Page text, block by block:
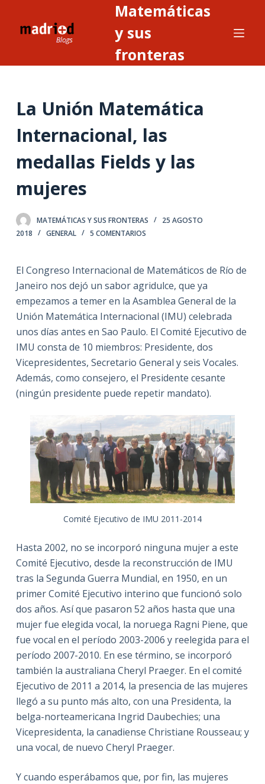
n
n
Matemáticas
y sus
fronteras
La Unión Matemática
Internacional, las
medallas Fields y las
mujeres
MATEMÁTICAS Y SUS FRONTERAS
25 AGOSTO
2018
GENERAL 5 COMENTARIOS
El Congreso Internacional de Matemáticos de Río de
Janeiro nos dejó un sabor agridulce, que ya
empezamos a temer en la Asamblea General de la
Unión Matemática Internacional (IMU) celebrada
unos días antes en Sao Paulo. El Comité Ejecutivo de
IMU consta de 10 miembros: Presidente, dos
Vicepresidentes, Secretario General y seis Vocales.
Además, como consejero, el Presidente cesante
(ningún presidente puede repetir mandato).
Comité Ejecutivo de IMU 2011-2014
Hasta 2002, no se incorporó ninguna mujer a este
Comité Ejecutivo, desde la reconstrucción de IMU
tras la Segunda Guerra Mundial, en 1950, en un
primer Comité Ejecutivo interino que funcionó solo
dos años. Así que pasaron 52 años hasta que una
mujer fue elegida vocal, la noruega Ragni Piene, que
fue vocal en el período 2003-2006 y reelegida para el
período 2007-2010. En ese término, se incorporó
también la australiana Cheryl Praeger. En el comité
Ejecutivo de 2011 a 2014, la presencia de las mujeres
llegó a su punto más alto, con una Presidenta, la
belga-norteamericana Ingrid Daubechies; una
Vicepresidenta, la canadiense Christiane Rousseau; y
una vocal, de nuevo Cheryl Praeger.
Y cuando esperábamos que, por fin, las mujeres